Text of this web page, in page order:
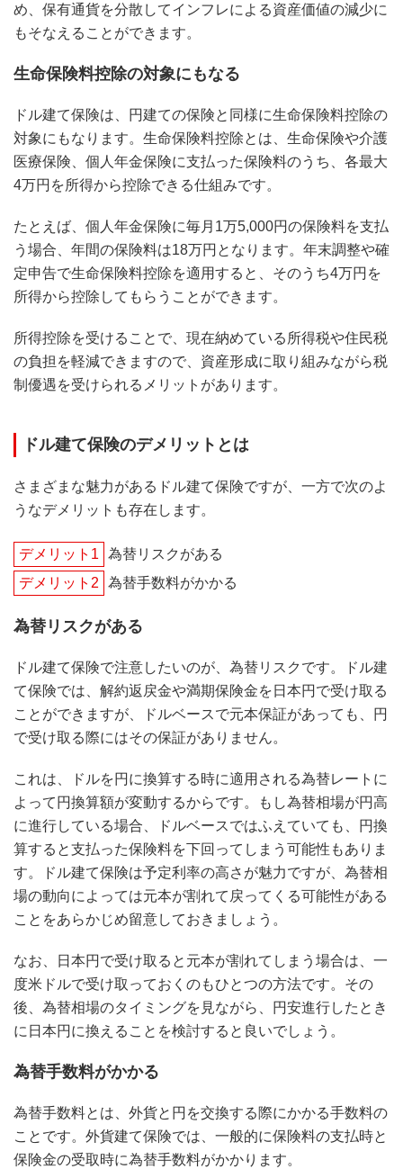
め、保有通貨を分散してインフレによる資産価値の減少に
もそなえることができます。
生命保険料控除の対象にもなる
ドル建て保険は、円建ての保険と同様に生命保険料控除の
対象にもなります。生命保険料控除とは、生命保険や介護
医療保険、個人年金保険に支払った保険料のうち、各最大
4万円を所得から控除できる仕組みです。
たとえば、個人年金保険に毎月1万5,000円の保険料を支払
う場合、年間の保険料は18万円となります。年末調整や確
定申告で生命保険料控除を適用すると、そのうち4万円を
所得から控除してもらうことができます。
所得控除を受けることで、現在納めている所得税や住民税
の負担を軽減できますので、資産形成に取り組みながら税
制優遇を受けられるメリットがあります。
ドル建て保険のデメリットとは
さまざまな魅力があるドル建て保険ですが、一方で次のよ
うなデメリットも存在します。
デメリット1
為替リスクがある
デメリット2
為替手数料がかかる
為替リスクがある
ドル建て保険で注意したいのが、為替リスクです。ドル建
て保険では、解約返戻金や満期保険金を日本円で受け取る
ことができますが、ドルベースで元本保証があっても、円
で受け取る際にはその保証がありません。
これは、ドルを円に換算する時に適用される為替レートに
よって円換算額が変動するからです。もし為替相場が円高
に進行している場合、ドルベースではふえていても、円換
算すると支払った保険料を下回ってしまう可能性もありま
す。ドル建て保険は予定利率の高さが魅力ですが、為替相
場の動向によっては元本が割れて戻ってくる可能性がある
ことをあらかじめ留意しておきましょう。
なお、日本円で受け取ると元本が割れてしまう場合は、一
度米ドルで受け取っておくのもひとつの方法です。その
後、為替相場のタイミングを見ながら、円安進行したとき
に日本円に換えることを検討すると良いでしょう。
為替手数料がかかる
為替手数料とは、外貨と円を交換する際にかかる手数料の
ことです。外貨建て保険では、一般的に保険料の支払時と
保険金の受取時に為替手数料がかかります。